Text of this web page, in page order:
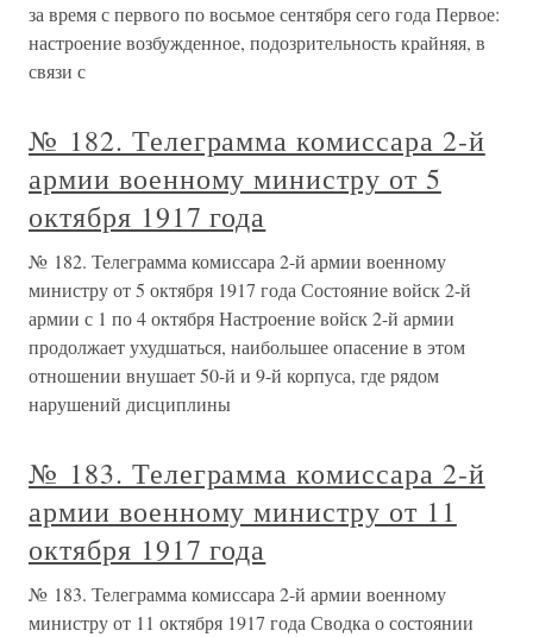
за время с первого по восьмое сентября сего года Первое:
настроение возбужденное, подозрительность крайняя, в
связи с
№ 182. Телеграмма комиссара 2-й
армии военному министру от 5
октября 1917 года
№ 182. Телеграмма комиссара 2-й армии военному
министру от 5 октября 1917 года Состояние войск 2-й
армии с 1 по 4 октября Настроение войск 2-й армии
продолжает ухудшаться, наибольшее опасение в этом
отношении внушает 50-й и 9-й корпуса, где рядом
нарушений дисциплины
№ 183. Телеграмма комиссара 2-й
армии военному министру от 11
октября 1917 года
№ 183. Телеграмма комиссара 2-й армии военному
министру от 11 октября 1917 года Сводка о состоянии